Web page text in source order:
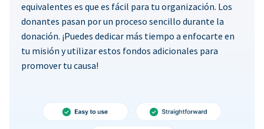
equivalentes es que es fácil para tu organización. Los
donantes pasan por un proceso sencillo durante la
donación. ¡Puedes dedicar más tiempo a enfocarte en
tu misión y utilizar estos fondos adicionales para
promover tu causa!